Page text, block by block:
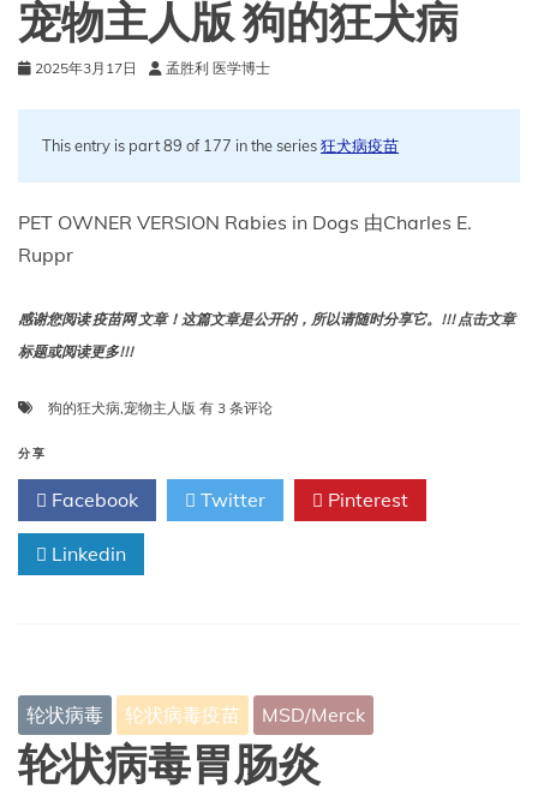
宠物主人版 狗的狂犬病
2025年3月17日 孟胜利 医学博士
This entry is part 89 of 177 in the series狂犬病疫苗
PET OWNER VERSION Rabies in Dogs 由Charles E.
Ruppr
感谢您阅读 疫苗网 文章！这篇文章是公开的，所以请随时分享它。!!! 点击文章
标题或阅读更多!!!
狗的狂犬病,宠物主人版 宠
人
版
狗
有 3 条评论
分享
Facebook Twitter Pinterest
Linkedin
轮状病毒 轮状病毒疫苗 MSD/Merck
轮状病毒胃肠炎